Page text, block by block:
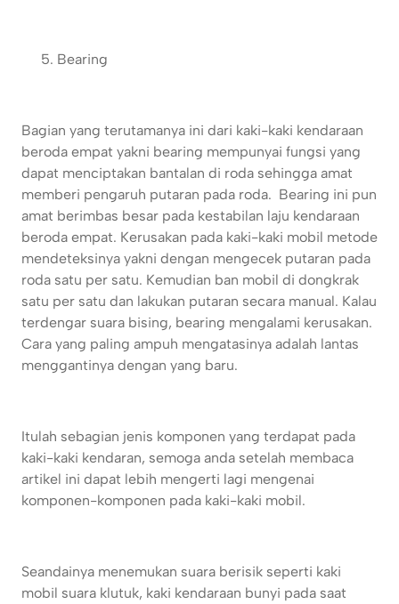
Bearing
Bagian yang terutamanya ini dari kaki-kaki kendaraan
beroda empat yakni bearing mempunyai fungsi yang
dapat menciptakan bantalan di roda sehingga amat
memberi pengaruh putaran pada roda. Bearing ini pun
amat berimbas besar pada kestabilan laju kendaraan
beroda empat. Kerusakan pada kaki-kaki mobil metode
mendeteksinya yakni dengan mengecek putaran pada
roda satu per satu. Kemudian ban mobil di dongkrak
satu per satu dan lakukan putaran secara manual. Kalau
terdengar suara bising, bearing mengalami kerusakan.
Cara yang paling ampuh mengatasinya adalah lantas
menggantinya dengan yang baru.
Itulah sebagian jenis komponen yang terdapat pada
kaki-kaki kendaran, semoga anda setelah membaca
artikel ini dapat lebih mengerti lagi mengenai
komponen-komponen pada kaki-kaki mobil.
Seandainya menemukan suara berisik seperti kaki
mobil suara klutuk, kaki kendaraan bunyi pada saat